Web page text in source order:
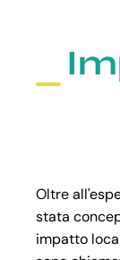
Oltre
stata
impatto